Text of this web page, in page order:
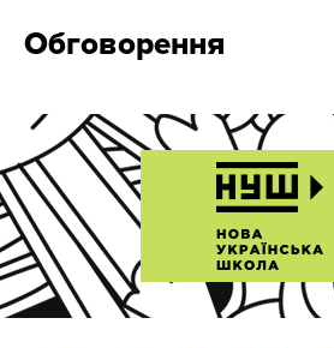
Обговорення